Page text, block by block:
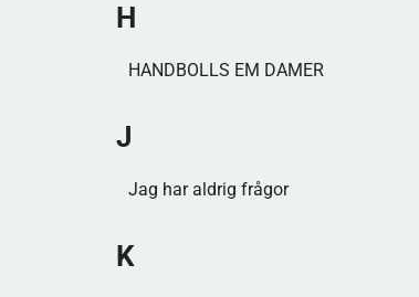
H
HANDBOLLS EM DAMER
J
Jag har aldrig frågor
K